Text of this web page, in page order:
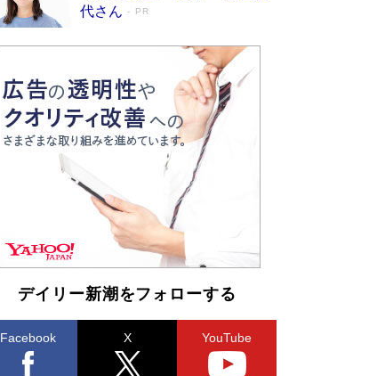
代さん
PR
デイリー新潮をフォローする
Facebook X YouTube